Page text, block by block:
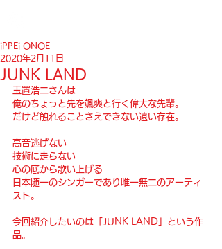
JUNK LAND
iPPEi ONOE
2020年2月11日
玉置浩二さんは
俺のちょっと先を颯爽と行く偉大な先輩。
だけど触れることさえできない遠い存在。
高音逃げない
技術に走らない
心の底から歌い上げる
日本随一のシンガーであり唯一無二のアーティ
スト。
今回紹介したいのは「JUNK LAND」という作
品。